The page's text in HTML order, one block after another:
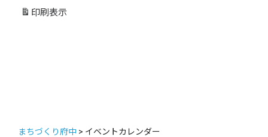
リ
印刷 表示
まちづくり府中 > イベントカレンダー